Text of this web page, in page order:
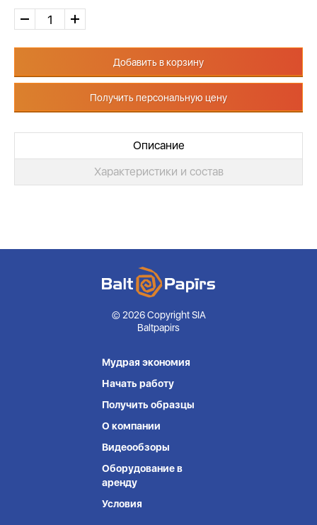
Добавить в корзину
Получить персональную цену
Описание
Характеристики и состав
© 2026 Copyright SIA
Baltpapirs
Мудрая экономия
Начать работу
Получить образцы
О компании
Видеообзоры
Оборудование в
аренду
Условия